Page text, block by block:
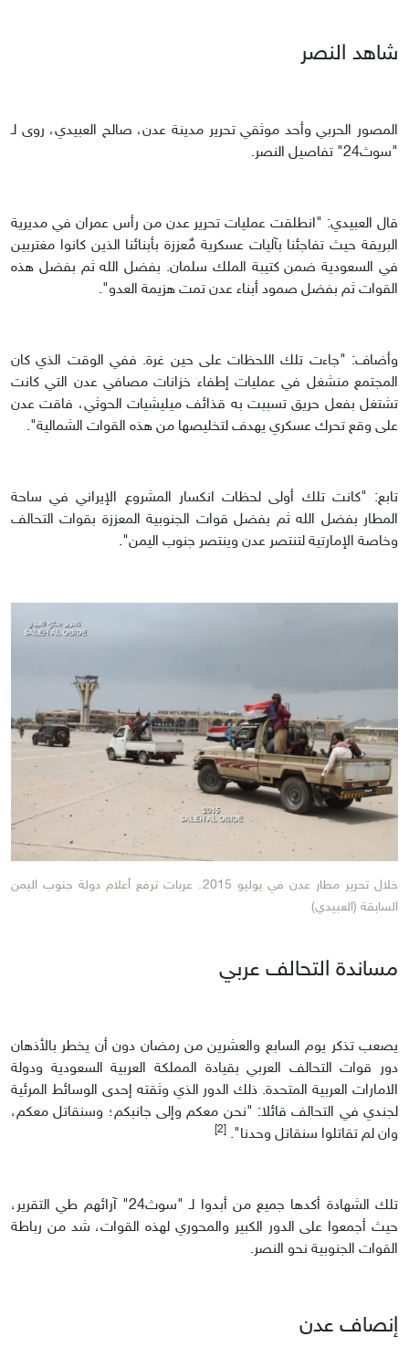
شاهد النصر
المصور الحربي وأحد موثقي تحرير مدينة عدن، صالح العبيدي، روى لـ
"سوث24" تفاصيل النصر.
قال العبيدي: "انطلقت عمليات تحرير عدن من رأس عمران في مديرية
البريقة حيث تفاجئنا بآليات عسكرية مٌعززة بأبنائنا الذين كانوا مغتربين
في السعودية ضمن كتيبة الملك سلمان. بفضل الله ثم بفضل هذه
القوات ثم بفضل صمود أبناء عدن تمت هزيمة العدو".
وأضاف: "جاءت تلك اللحظات على حين غرة. ففي الوقت الذي كان
المجتمع منشغل في عمليات إطفاء خزانات مصافي عدن التي كانت
تشتغل بفعل حريق تسببت به قذائف ميليشيات الحوثي، فاقت عدن
على وقع تحرك عسكري يهدف لتخليصها من هذه القوات الشمالية".
تابع: "كانت تلك أولى لحظات انكسار المشروع الإيراني في ساحة
المطار بفضل الله ثم بفضل قوات الجنوبية المعززة بقوات التحالف
وخاصة الإمارتية لتنتصر عدن وينتصر جنوب اليمن".
خلال تحرير مطار عدن في يوليو 2015. عربات ترفع أعلام دولة جنوب اليمن
السابقة (العبيدي)
مساندة التحالف عربي
يصعب تذكر يوم السابع والعشرين من رمضان دون أن يخطر بالأذهان
دور قوات التحالف العربي بقيادة المملكة العربية السعودية ودولة
الامارات العربية المتحدة. ذلك الدور الذي وثقته إحدى الوسائط المرئية
لجندي في التحالف قائلا: "نحن معكم وإلى جانبكم؛ وسنقاتل معكم،
وان لم تقاتلوا سنقاتل وحدنا". [2]
تلك الشهادة أكدها جميع من أبدوا لـ "سوث24" آرائهم طي التقرير،
حيث أجمعوا على الدور الكبير والمحوري لهذه القوات، شد من رباطة
القوات الجنوبية نحو النصر.
إنصاف عدن